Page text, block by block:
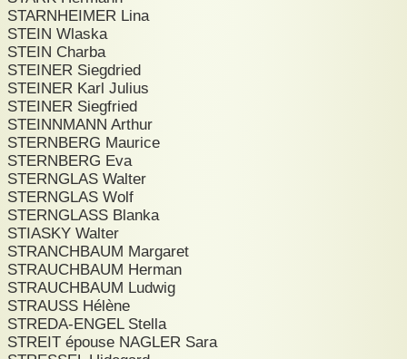
STARNHEIMER Lina
STEIN Wlaska
STEIN Charba
STEINER Siegdried
STEINER Karl Julius
STEINER Siegfried
STEINNMANN Arthur
STERNBERG Maurice
STERNBERG Eva
STERNGLAS Walter
STERNGLAS Wolf
STERNGLASS Blanka
STIASKY Walter
STRANCHBAUM Margaret
STRAUCHBAUM Herman
STRAUCHBAUM Ludwig
STRAUSS Hélène
STREDA-ENGEL Stella
STREIT épouse NAGLER Sara